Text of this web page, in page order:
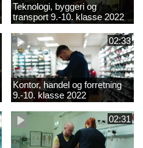
Teknologi, byggeri og
transport 9.-10. klasse 2022
02:33
Kontor, handel og forretning
9.-10. klasse 2022
02:31